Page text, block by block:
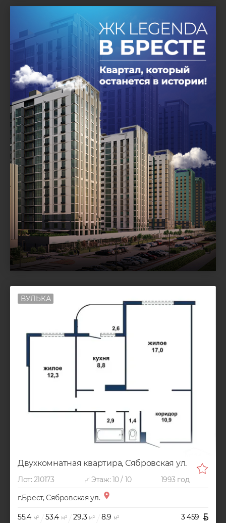
ВУЛЬКА
Двухкомнатная квартира, Сябровская ул.
Лот: 210173 Этаж: 10 / 10
1993 год
г.Брест, Сябровская ул.
55.4 м² 53.4 м² 29.3 м² 8.9 м² 3 459